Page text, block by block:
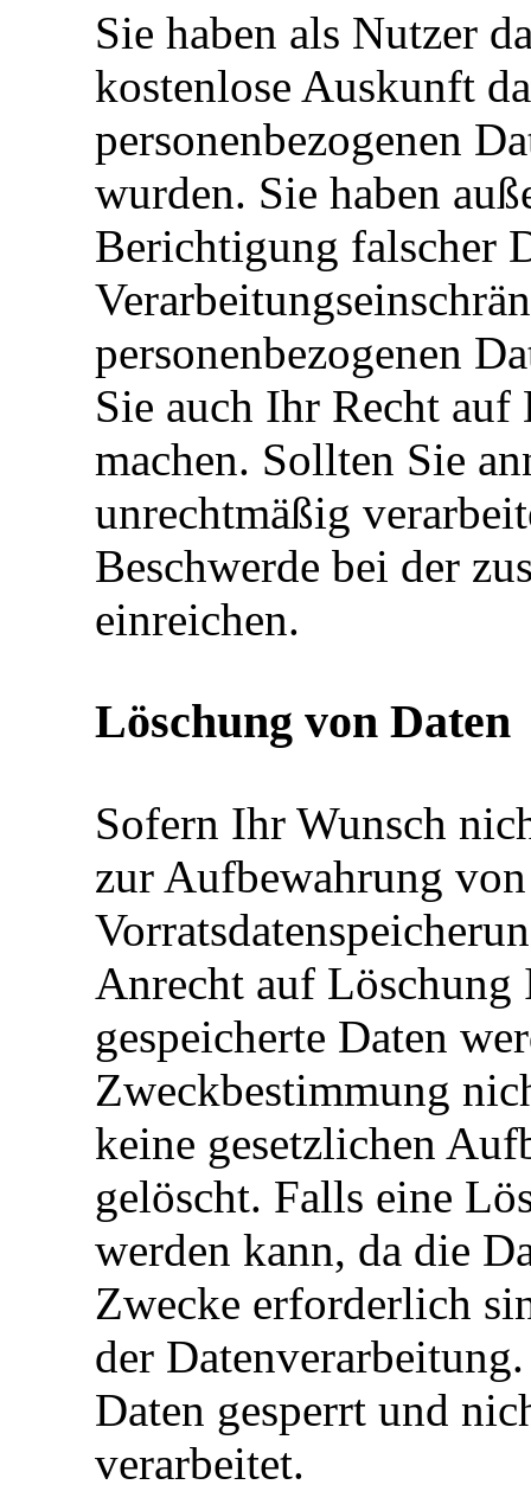
Sie haben als Nutzer
kostenlose Auskunft
personenbezogenen
wurden. Sie haben
Berichtigung falscher
personenbezogenen
Sie auch Ihr Recht
machen. Sollten Sie
unrechtmäßig
Beschwerde bei der
einreichen.
Löschung von Daten
Sofern Ihr Wunsch
zur Aufbewahrung
Anrecht auf Löschung
gespeicherte Daten
Zweckbestimmung
keine gesetzlichen
gelöscht. Falls eine
werden kann, da die
Zwecke erforderlich
der
Daten gesperrt und
verarbeitet.